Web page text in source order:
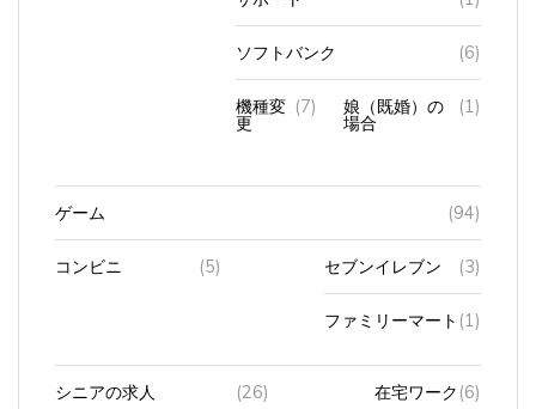
(6)
機種変
更
(7) 娘（既婚）の
場合
(1)
ゲーム (94)
コンビニ (5) セブンイレブン (3)
(1)
シニアの求人 (26) 在宅ワーク (6)